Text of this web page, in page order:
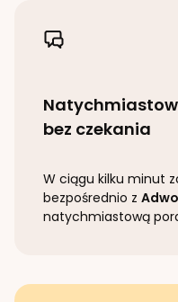
bez czekania
W ciągu kilku minut
bezpośrednio z
natychmiastową